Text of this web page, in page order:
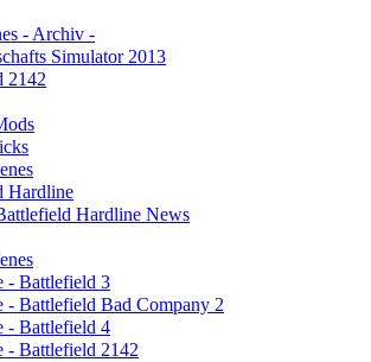
- Archiv -
Simulator 2013
Hardline News
Battlefield 3
Battlefield Bad Company 2
Battlefield 4
Battlefield 2142